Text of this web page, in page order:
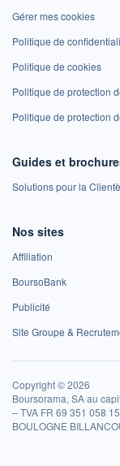
Gérer mes cookies
Politique de
Politique de cookies
Politique de protection
Politique de protection
Guides et
Solutions pour la
Nos sites
Affiliation
BoursoBank
Publicité
Site Groupe &
Copyright © 2026
Boursorama, SA au
– TVA FR 69 351 058
BOULOGNE